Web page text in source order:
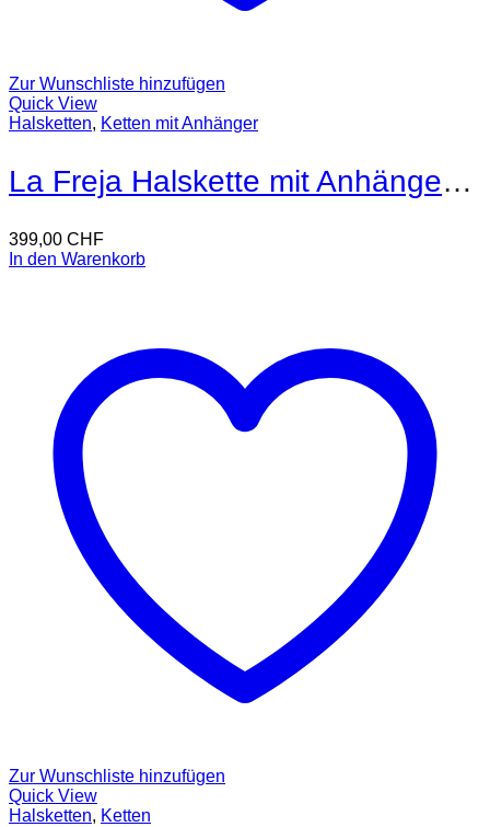
Zur Wunschliste hinzufügen
Quick View
Halsketten, Ketten mit Anhänger
La Freja Halskette mit Anhänger 18kt Gold
399,00 CHF
In den Warenkorb
Zur Wunschliste hinzufügen
Quick View
Halsketten, Ketten